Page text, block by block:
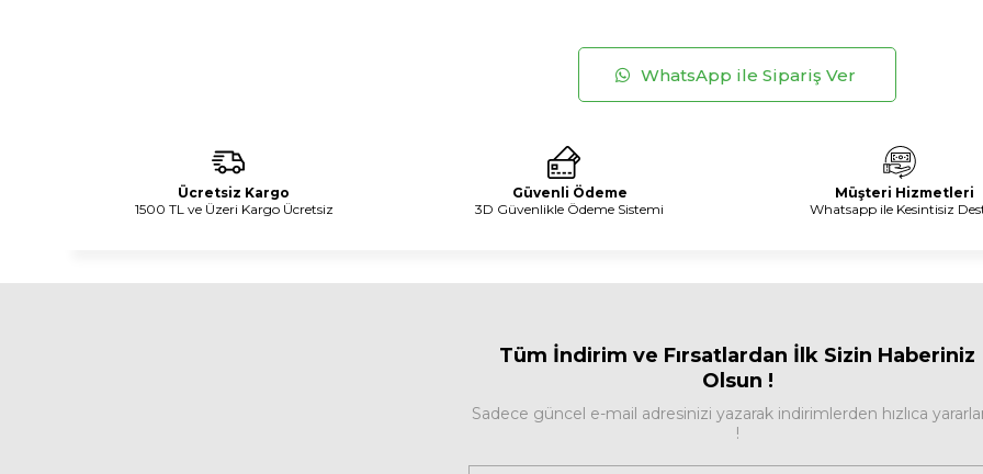
WhatsApp ile Sipariş Ver
Ücretsiz Kargo
1500 TL ve Üzeri Kargo Ücretsiz
Güvenli Ödeme
3D Güvenlikle Ödeme Sistemi
Müşteri Hizmetleri
Whatsapp ile Kesintisiz
Tüm İndirim ve Fırsatlardan İlk Sizin Haberiniz
Olsun !
Sadece güncel e-mail adresinizi yazarak indirimlerden hızlıca
!